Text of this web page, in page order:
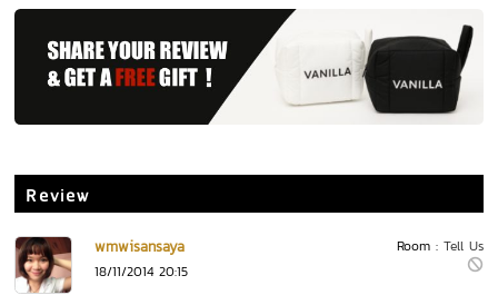
Review
Room : Tell Us
wmwisansaya
18/11/2014 20:15